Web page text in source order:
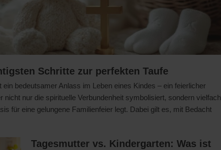
Schritte zur perfekten Taufe
ein bedeutsamer Anlass im Leben eines Kindes – ein feierlicher
nicht nur die spirituelle Verbundenheit symbolisiert, sondern vielfach
für eine gelungene Familienfeier legt. Dabei gilt es, mit Bedacht
Tagesmutter vs. Kindergarten: Was ist